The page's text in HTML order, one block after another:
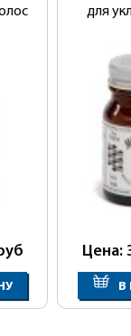
для
Цена:
В